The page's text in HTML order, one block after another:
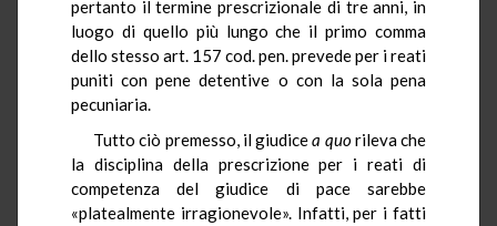
pertanto il termine prescrizionale di tre anni, in
luogo di quello più lungo che il primo comma
dello stesso art. 157 cod. pen. prevede per i reati
puniti con pene detentive o con la sola pena
pecuniaria.
Tutto ciò premesso, il giudicea quorileva che
la disciplina della prescrizione per i reati di
competenza del giudice di pace sarebbe
«platealmente irragionevole». Infatti, per i fatti